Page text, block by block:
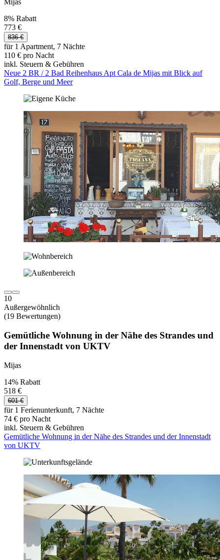
Mijas
8% Rabatt
773 €
836 €
für 1 Apartment, 7 Nächte
110 € pro Nacht
inkl. Steuern & Gebühren
Neue 2 BR / 2 Bad Reihenhaus Apt Cala de Mijas mit Blick auf
Golf, Berge und Meer
10
Außergewöhnlich
(19 Bewertungen)
Gemütliche Wohnung in der Nähe des Strandes und
der Innenstadt von UKTV
Mijas
14% Rabatt
518 €
601 €
für 1 Ferienunterkunft, 7 Nächte
74 € pro Nacht
inkl. Steuern & Gebühren
Gemütliche Wohnung in der Nähe des Strandes und der Innenstadt
von UKTV